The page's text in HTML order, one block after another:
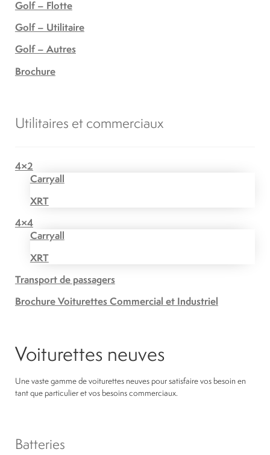
Golf – Flotte
Golf – Utilitaire
Golf – Autres
Brochure
Utilitaires et commerciaux
4×2
Carryall
XRT
4×4
Carryall
XRT
Transport de passagers
Brochure Voiturettes Commercial et Industriel
Voiturettes neuves
Une vaste gamme de voiturettes neuves pour satisfaire vos besoin en
tant que particulier et vos besoins commerciaux.
Batteries